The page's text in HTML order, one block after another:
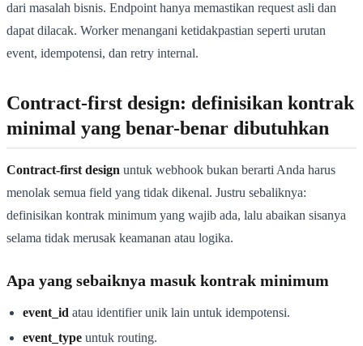
dari masalah bisnis. Endpoint hanya memastikan request asli dan
dapat dilacak. Worker menangani ketidakpastian seperti urutan
event, idempotensi, dan retry internal.
Contract-first design: definisikan kontrak
minimal yang benar-benar dibutuhkan
Contract-first design untuk webhook bukan berarti Anda harus
menolak semua field yang tidak dikenal. Justru sebaliknya:
definisikan kontrak minimum yang wajib ada, lalu abaikan sisanya
selama tidak merusak keamanan atau logika.
Apa yang sebaiknya masuk kontrak minimum
event_id atau identifier unik lain untuk idempotensi.
event_type untuk routing.